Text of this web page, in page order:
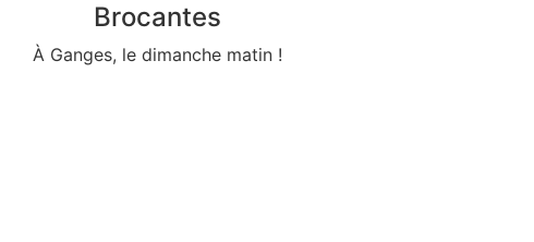
Brocantes
À Ganges, le dimanche matin !